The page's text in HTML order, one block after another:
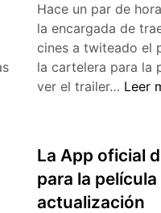
Hace un par de
la encargada de
cines a twiteado el
la cartelera para la
ver el trailer… My
Trailer
en
Leer
La App oficial
para la
actualización